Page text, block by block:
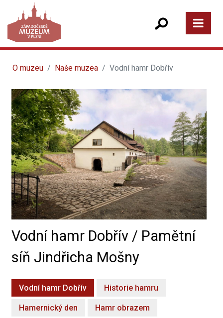
O muzeu Naše muzea Vodní hamr Dobřív
Vodní hamr Dobřív / Pamětní
síň Jindřicha Mošny
Vodní hamr Dobřív Historie hamru
Hamernický den Hamr obrazem